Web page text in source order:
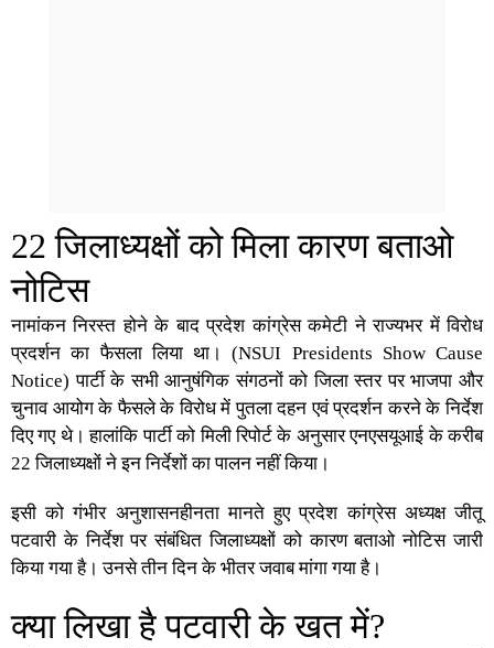
22 जिलाध्यक्षों को मिला कारण बताओ
नोटिस
नामांकन निरस्त होने के बाद प्रदेश कांग्रेस कमेटी ने राज्यभर में विरोध
प्रदर्शन का फैसला लिया था। (NSUI Presidents Show Cause
Notice) पार्टी के सभी आनुषंगिक संगठनों को जिला स्तर पर भाजपा और
चुनाव आयोग के फैसले के विरोध में पुतला दहन एवं प्रदर्शन करने के निर्देश
दिए गए थे। हालांकि पार्टी को मिली रिपोर्ट के अनुसार एनएसयूआई के करीब
22 जिलाध्यक्षों ने इन निर्देशों का पालन नहीं किया।
इसी को गंभीर अनुशासनहीनता मानते हुए प्रदेश कांग्रेस अध्यक्ष जीतू
पटवारी के निर्देश पर संबंधित जिलाध्यक्षों को कारण बताओ नोटिस जारी
किया गया है। उनसे तीन दिन के भीतर जवाब मांगा गया है।
क्या लिखा है पटवारी के खत में?